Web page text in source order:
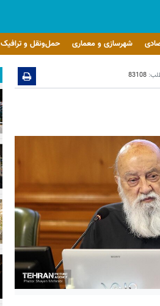
شهرسازی و معماری حمل‌ونقل و ترافیک
83108